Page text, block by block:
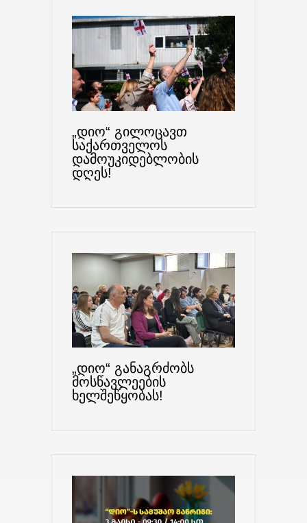
„დიო“ გილოცავთ
საქართველოს
დამოუკიდებლობის
დღეს!
„დიო“ განაგრძობს
მოსწავლეების
ხელშეწყობას!